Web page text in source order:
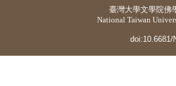
臺灣大學文學院佛
National Taiwan
doi:10.6681/